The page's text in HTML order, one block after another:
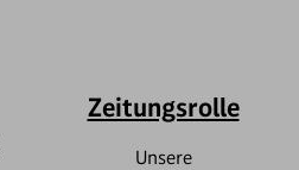
Zeitungsrolle
Unsere